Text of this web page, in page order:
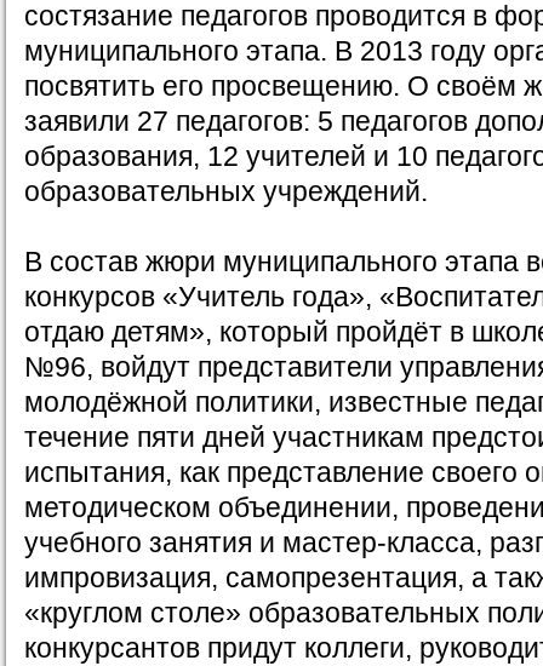
состязание педагогов проводится в
муниципального этапа. В 2013 году
посвятить его просвещению. О своём
заявили 27 педагогов: 5 педагогов
образования, 12 учителей и 10
образовательных учреждений.
В состав жюри муниципального этапа
конкурсов «Учитель года»,
отдаю детям», который пройдёт в
№96, войдут представители
молодёжной политики, известные
течение пяти дней участникам
испытания, как представление своего
методическом объединении,
учебного занятия и мастер-класса,
импровизация, самопрезентация, а
«круглом столе» образовательных
конкурсантов придут коллеги,